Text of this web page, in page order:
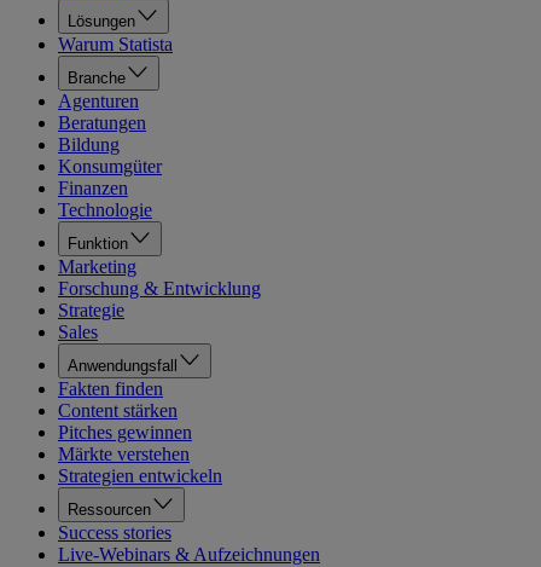
Lösungen
Warum Statista
Branche
Agenturen
Beratungen
Bildung
Konsumgüter
Finanzen
Technologie
Funktion
Marketing
Forschung & Entwicklung
Strategie
Sales
Anwendungsfall
Fakten finden
Content stärken
Pitches gewinnen
Märkte verstehen
Strategien entwickeln
Ressourcen
Success stories
Live-Webinars & Aufzeichnungen